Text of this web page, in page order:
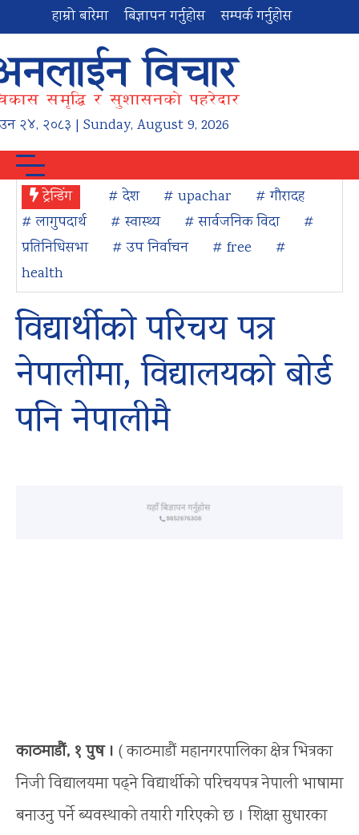
हाम्रो बारेमा बिज्ञापन गर्नुहोस सम्पर्क गर्नुहोस
२४, २०८३ | Sunday, August 9, 2026
ट्रेन्डिंग # देश # upachar
# गौरादह
# लागुपदार्थ
# स्वास्थ्य # सार्वजनिक विदा
#
प्रतिनिधिसभा
# उप निर्वाचन # free
#
health
विद्यार्थीको परिचय पत्र
नेपालीमा, विद्यालयको बोर्ड
पनि नेपालीमै
काठमाडौं, १ पुष । ( काठमाडौं महानगरपालिका क्षेत्र भित्रका
निजी विद्यालयमा पढ्ने विद्यार्थीको परिचयपत्र नेपाली भाषामा
बनाउनु पर्ने ब्यवस्थाको तयारी गरिएको छ । शिक्षा सुधारका